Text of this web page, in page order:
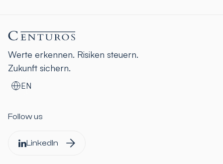
Werte erkennen. Risiken steuern.
Zukunft sichern.
EN
Follow us
LinkedIn